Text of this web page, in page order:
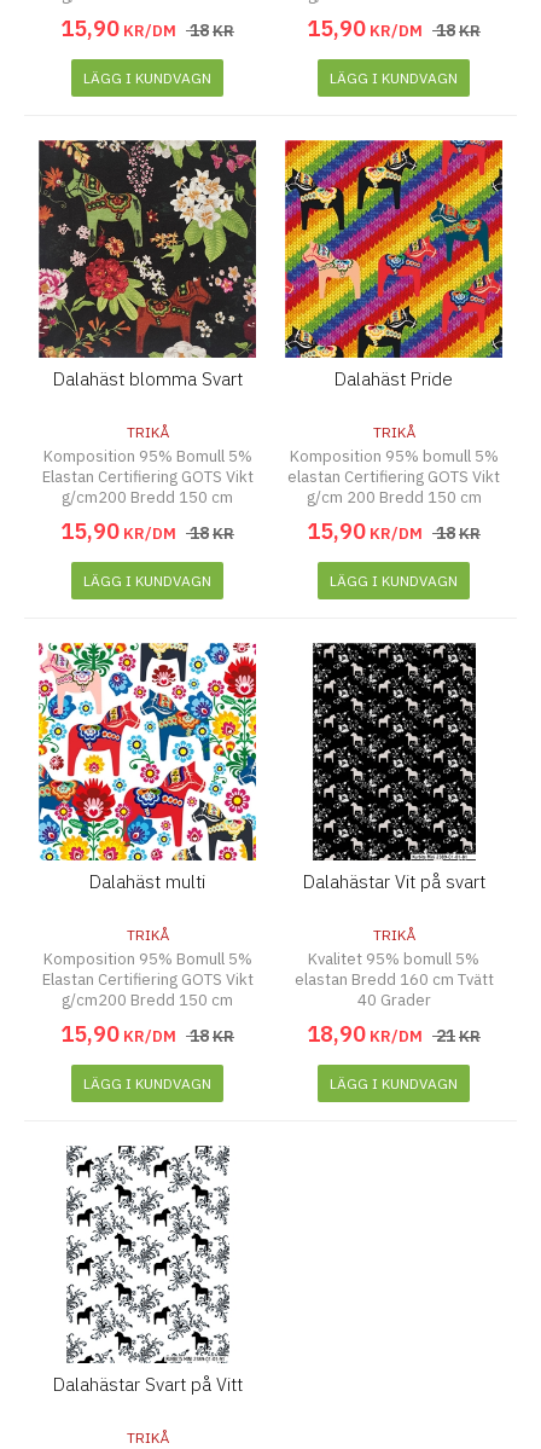
15,90 KR/DM 18KR
LÄGG I KUNDVAGN
15,90 KR/DM 18KR
LÄGG I KUNDVAGN
Dalahäst blomma Svart
TRIKÅ
Komposition 95% Bomull 5%
Elastan Certifiering GOTS Vikt
g/cm200 Bredd 150 cm
15,90 KR/DM 18KR
LÄGG I KUNDVAGN
Dalahäst Pride
TRIKÅ
Komposition 95% bomull 5%
elastan Certifiering GOTS Vikt
g/cm 200 Bredd 150 cm
15,90 KR/DM 18KR
LÄGG I KUNDVAGN
Dalahäst multi
TRIKÅ
Komposition 95% Bomull 5%
Elastan Certifiering GOTS Vikt
g/cm200 Bredd 150 cm
15,90 KR/DM 18KR
LÄGG I KUNDVAGN
Dalahästar Vit på svart
TRIKÅ
Kvalitet 95% bomull 5%
elastan Bredd 160 cm Tvätt
40 Grader
18,90 KR/DM 21KR
LÄGG I KUNDVAGN
Dalahästar Svart på Vitt
TRIKÅ